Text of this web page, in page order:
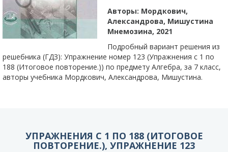
Авторы: Мордкович,
Александрова, Мишустина
Мнемозина, 2021
Подробный вариант решения из
решебника (ГДЗ): Упражнение номер 123 (Упражнения с 1 по
188 (Итоговое повторение.)) по предмету Алгебра, за 7 класс,
авторы учебника Мордкович, Александрова, Мишустина.
УПРАЖНЕНИЯ С 1 ПО 188 (ИТОГОВОЕ
ПОВТОРЕНИЕ.), УПРАЖНЕНИЕ 123